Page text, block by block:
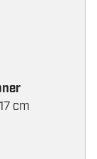
cm